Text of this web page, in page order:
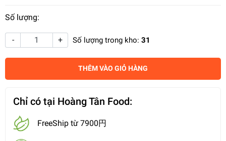
Số lượng:
- + Số lượng trong kho: 31
THÊM VÀO GIỎ HÀNG
Chỉ có tại Hoàng Tân Food:
FreeShip từ 7900円